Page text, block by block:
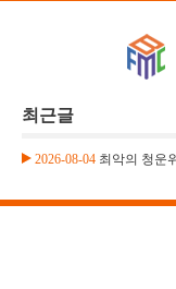
최근글
2026-08-04 최악의 청운
2026-08-04 최악의 청운